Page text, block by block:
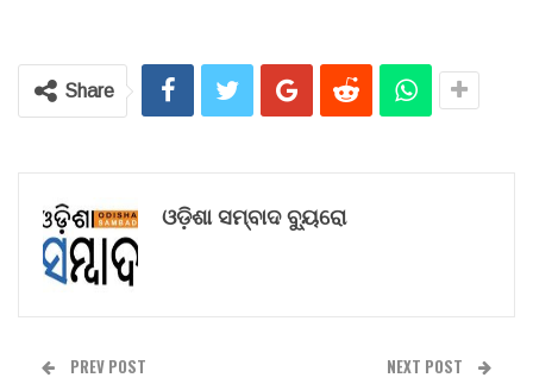
Share
ଓଡ଼ିଶା ସମ୍ବାଦ ବ୍ୟୁରୋ
PREV POST NEXT POST